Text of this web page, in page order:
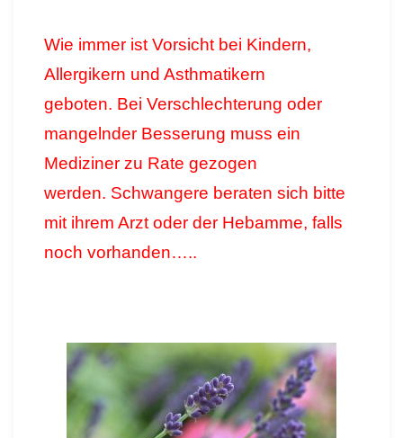
Wie immer ist Vorsicht bei Kindern,
Allergikern und Asthmatikern
geboten. Bei Verschlechterung oder
mangelnder Besserung muss ein
Mediziner zu Rate gezogen
werden. Schwangere beraten sich bitte
mit ihrem Arzt oder der Hebamme, falls
noch vorhanden…..